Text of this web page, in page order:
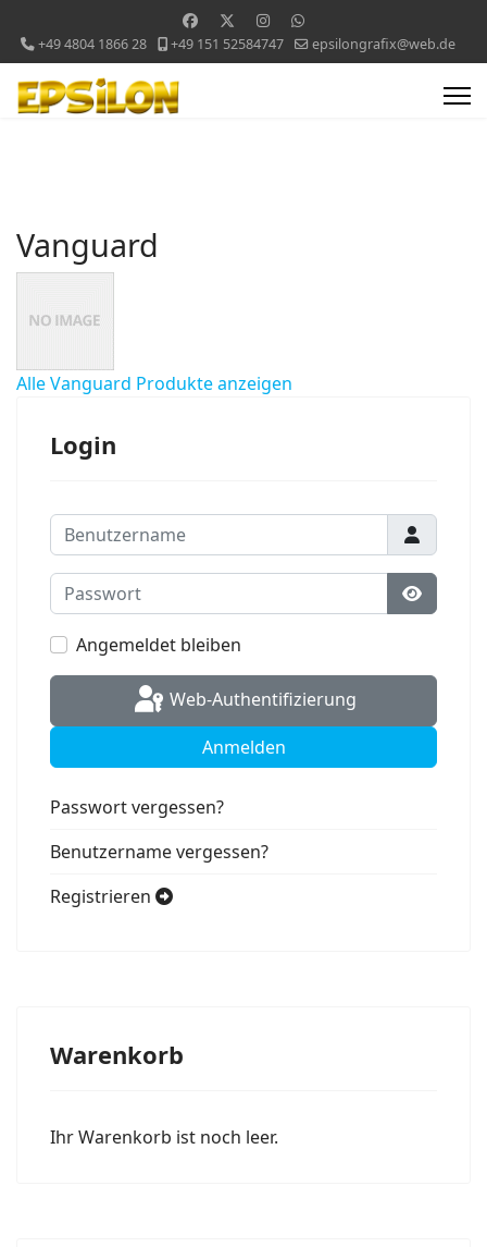
+49 4804 1866 28 +49 151 52584747 epsilongrafix@web.de
Vanguard
Alle Vanguard Produkte anzeigen
Login
Benutzername
Passwort
Angemeldet bleiben
Web-Authentifizierung
Anmelden
Passwort vergessen?
Benutzername vergessen?
Registrieren
Warenkorb
Ihr Warenkorb ist noch leer.